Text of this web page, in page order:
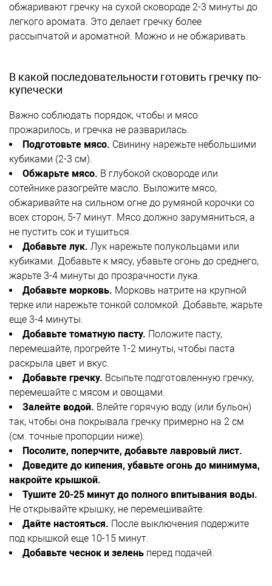
обжаривают гречку на сухой сковороде 2-3 минуты до
легкого аромата. Это делает гречку более
рассыпчатой и ароматной. Можно и не обжаривать.
В какой последовательности готовить гречку по-
купечески
Важно соблюдать порядок, чтобы и мясо
прожарилось, и гречка не разварилась.
Подготовьте мясо. Свинину нарежьте небольшими
кубиками (2-3 см).
Обжарьте мясо. В глубокой сковороде или
сотейнике разогрейте масло. Выложите мясо,
обжаривайте на сильном огне до румяной корочки со
всех сторон, 5-7 минут. Мясо должно зарумяниться, а
не пустить сок и тушиться.
Добавьте лук. Лук нарежьте полукольцами или
кубиками. Добавьте к мясу, убавьте огонь до среднего,
жарьте 3-4 минуты до прозрачности лука.
Добавьте морковь. Морковь натрите на крупной
терке или нарежьте тонкой соломкой. Добавьте, жарьте
еще 3-4 минуты.
Добавьте томатную пасту. Положите пасту,
перемешайте, прогрейте 1-2 минуты, чтобы паста
раскрыла цвет и вкус.
Добавьте гречку. Всыпьте подготовленную гречку,
перемешайте с мясом и овощами.
Залейте водой. Влейте горячую воду (или бульон)
так, чтобы она покрывала гречку примерно на 2 см
(см. точные пропорции ниже).
Посолите, поперчите, добавьте лавровый лист.
Доведите до кипения, убавьте огонь до минимума,
накройте крышкой.
Тушите 20-25 минут до полного впитывания воды.
Не открывайте крышку, не перемешивайте.
Дайте настояться. После выключения подержите
под крышкой еще 10-15 минут.
Добавьте чеснок и зелень перед подачей.